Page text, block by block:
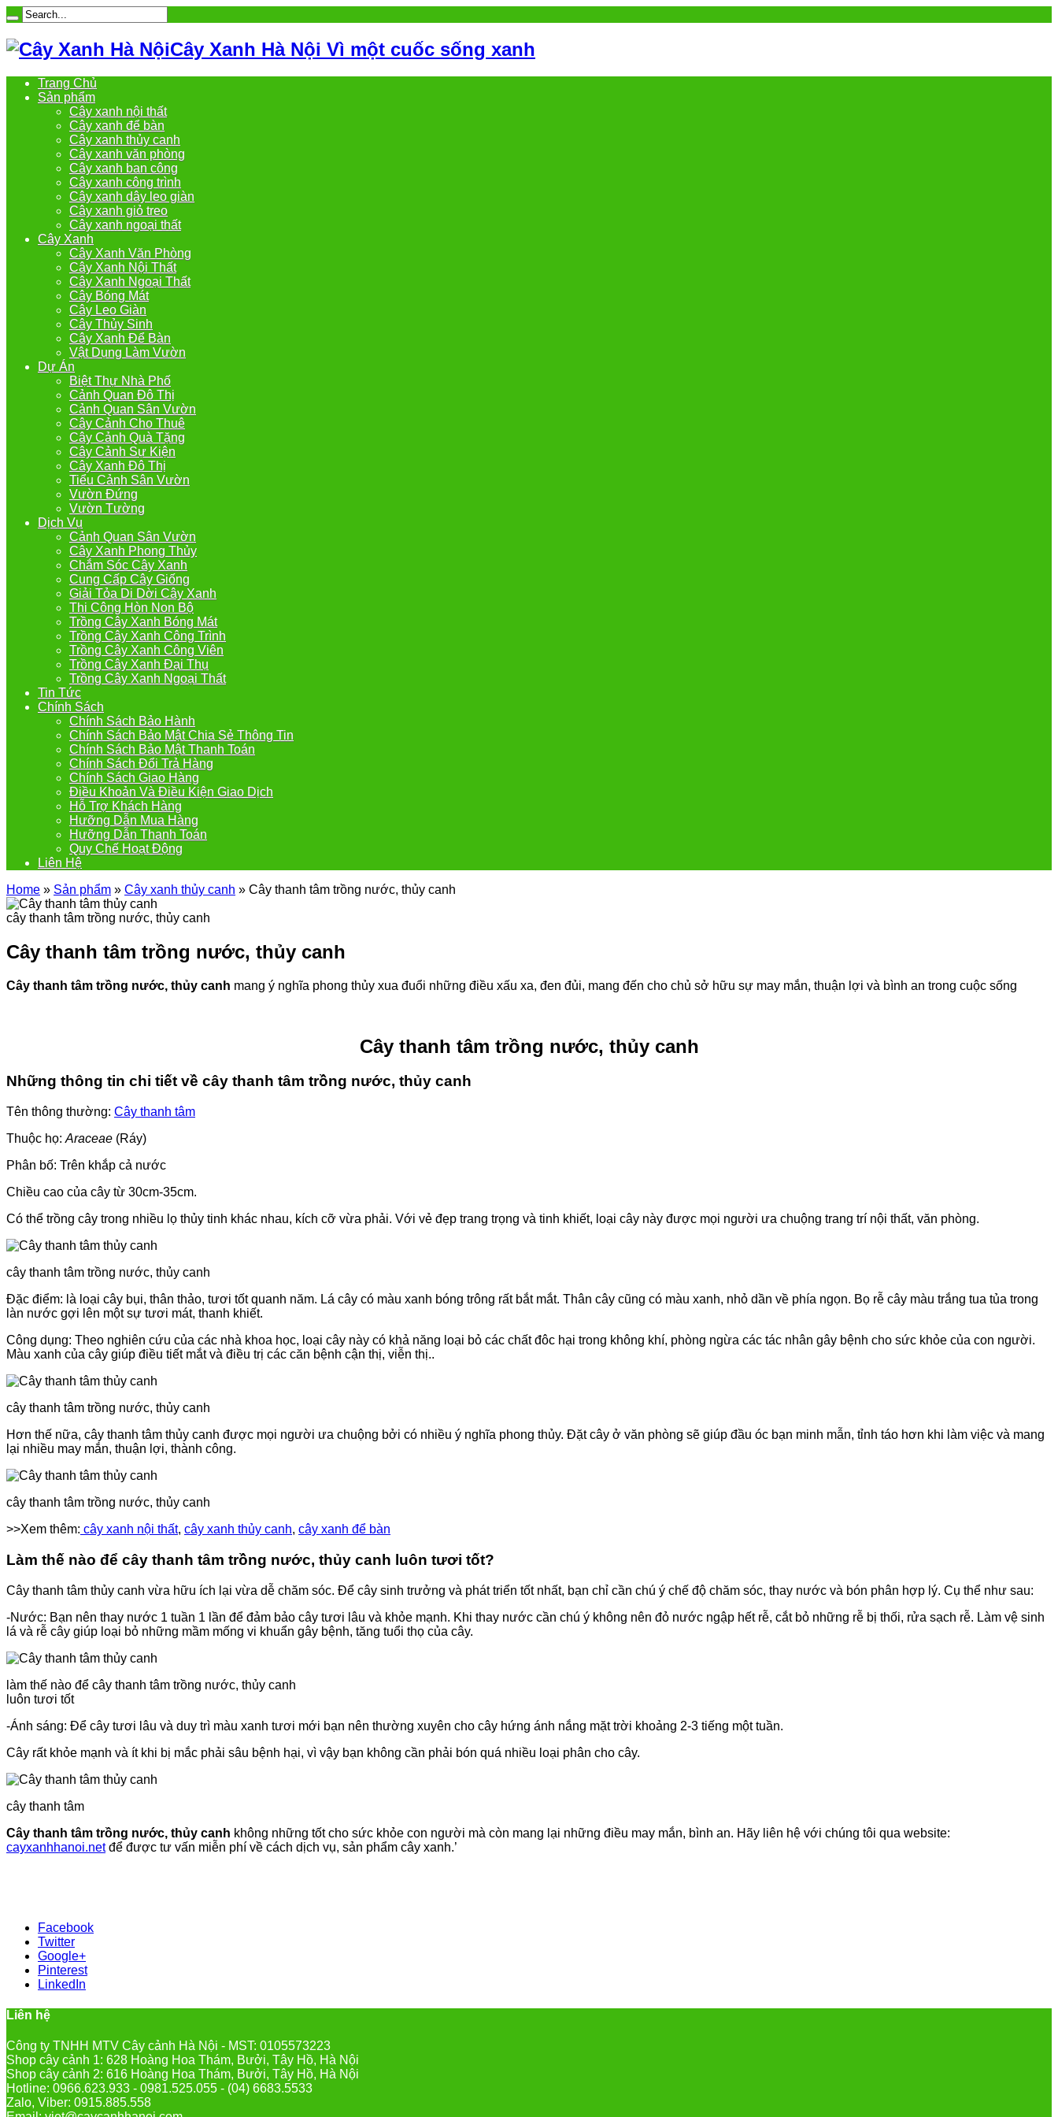
Cây Xanh Hà Nội Vì một cuốc sống xanh
Trang Chủ
Sản phẩm
Cây xanh nội thất
Cây xanh để bàn
Cây xanh thủy canh
Cây xanh văn phòng
Cây xanh ban công
Cây xanh công trình
Cây xanh dây leo giàn
Cây xanh giỏ treo
Cây xanh ngoại thất
Cây Xanh
Cây Xanh Văn Phòng
Cây Xanh Nội Thất
Cây Xanh Ngoại Thất
Cây Bóng Mát
Cây Leo Giàn
Cây Thủy Sinh
Cây Xanh Để Bàn
Vật Dụng Làm Vườn
Dự Án
Biệt Thự Nhà Phố
Cảnh Quan Đô Thị
Cảnh Quan Sân Vườn
Cây Cảnh Cho Thuê
Cây Cảnh Quà Tặng
Cây Cảnh Sự Kiện
Cây Xanh Đô Thị
Tiểu Cảnh Sân Vườn
Vườn Đứng
Vườn Tường
Dịch Vụ
Cảnh Quan Sân Vườn
Cây Xanh Phong Thủy
Chắm Sóc Cây Xanh
Cung Cấp Cây Giống
Giải Tỏa Di Dời Cây Xanh
Thi Công Hòn Non Bộ
Trồng Cây Xanh Bóng Mát
Trồng Cây Xanh Công Trình
Trồng Cây Xanh Công Viên
Trồng Cây Xanh Đại Thụ
Trồng Cây Xanh Ngoại Thất
Tin Tức
Chính Sách
Chính Sách Bảo Hành
Chính Sách Bảo Mật Chia Sẻ Thông Tin
Chính Sách Bảo Mật Thanh Toán
Chính Sách Đổi Trả Hàng
Chính Sách Giao Hàng
Điều Khoản Và Điều Kiện Giao Dịch
Hỗ Trợ Khách Hàng
Hưỡng Dẫn Mua Hàng
Hưỡng Dẫn Thanh Toán
Quy Chế Hoạt Động
Liên Hệ
Home » Sản phẩm » Cây xanh thủy canh » Cây thanh tâm trồng nước, thủy canh
cây thanh tâm trồng nước, thủy canh
Cây thanh tâm trồng nước, thủy canh
Cây thanh tâm trồng nước, thủy canh mang ý nghĩa phong thủy xua đuổi những điều xấu xa, đen đủi, mang đến cho chủ sở hữu sự may mắn, thuận lợi và bình an trong cuộc sống
Cây thanh tâm trồng nước, thủy canh
Những thông tin chi tiết về cây thanh tâm trồng nước, thủy canh
Tên thông thường: Cây thanh tâm
Thuộc họ: Araceae (Ráy)
Phân bố: Trên khắp cả nước
Chiều cao của cây từ 30cm-35cm.
Có thể trồng cây trong nhiều lọ thủy tinh khác nhau, kích cỡ vừa phải. Với vẻ đẹp trang trọng và tinh khiết, loại cây này được mọi người ưa chuộng trang trí nội thất, văn phòng.
cây thanh tâm trồng nước, thủy canh
Đặc điểm: là loại cây bụi, thân thảo, tươi tốt quanh năm. Lá cây có màu xanh bóng trông rất bắt mắt. Thân cây cũng có màu xanh, nhỏ dần về phía ngọn. Bọ rễ cây màu trắng tua tủa trong
làn nước gợi lên một sự tươi mát, thanh khiết.
Công dụng: Theo nghiên cứu của các nhà khoa học, loại cây này có khả năng loại bỏ các chất đôc hại trong không khí, phòng ngừa các tác nhân gây bệnh cho sức khỏe của con người.
Màu xanh của cây giúp điều tiết mắt và điều trị các căn bệnh cận thị, viễn thị..
cây thanh tâm trồng nước, thủy canh
Hơn thế nữa, cây thanh tâm thủy canh được mọi người ưa chuộng bởi có nhiều ý nghĩa phong thủy. Đặt cây ở văn phòng sẽ giúp đầu óc bạn minh mẫn, tỉnh táo hơn khi làm việc và mang
lại nhiều may mắn, thuận lợi, thành công.
cây thanh tâm trồng nước, thủy canh
>>Xem thêm: cây xanh nội thất, cây xanh thủy canh, cây xanh để bàn
Làm thế nào để cây thanh tâm trồng nước, thủy canh luôn tươi tốt?
Cây thanh tâm thủy canh vừa hữu ích lại vừa dễ chăm sóc. Để cây sinh trưởng và phát triển tốt nhất, bạn chỉ cần chú ý chế độ chăm sóc, thay nước và bón phân hợp lý. Cụ thể như sau:
-Nước: Bạn nên thay nước 1 tuần 1 lần để đảm bảo cây tươi lâu và khỏe mạnh. Khi thay nước cần chú ý không nên đỏ nước ngập hết rễ, cắt bỏ những rễ bị thối, rửa sạch rễ. Làm vệ sinh
lá và rễ cây giúp loại bỏ những mầm mống vi khuẩn gây bệnh, tăng tuổi thọ của cây.
làm thế nào để cây thanh tâm trồng nước, thủy canh
luôn tươi tốt
-Ánh sáng: Để cây tươi lâu và duy trì màu xanh tươi mới bạn nên thường xuyên cho cây hứng ánh nắng mặt trời khoảng 2-3 tiếng một tuần.
Cây rất khỏe mạnh và ít khi bị mắc phải sâu bệnh hại, vì vậy bạn không cần phải bón quá nhiều loại phân cho cây.
cây thanh tâm
Cây thanh tâm trồng nước, thủy canh không những tốt cho sức khỏe con người mà còn mang lại những điều may mắn, bình an. Hãy liên hệ với chúng tôi qua website:
cayxanhhanoi.netđể được tư vấn miễn phí về cách dịch vụ, sản phẩm cây xanh.’
Facebook
Twitter
Google+
Pinterest
LinkedIn
Liên hệ
Công ty TNHH MTV Cây cảnh Hà Nội - MST: 0105573223
Shop cây cảnh 1: 628 Hoàng Hoa Thám, Bưởi, Tây Hồ, Hà Nội
Shop cây cảnh 2: 616 Hoàng Hoa Thám, Bưởi, Tây Hồ, Hà Nội
Hotline: 0966.623.933 - 0981.525.055 - (04) 6683.5533
Zalo, Viber: 0915.885.558